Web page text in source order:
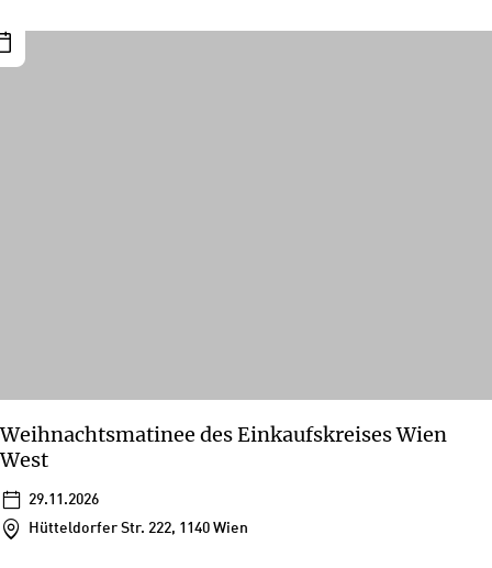
Weihnachtsmatinee des Einkaufskreises Wien
West
29.11.2026
Hütteldorfer Str. 222, 1140 Wien